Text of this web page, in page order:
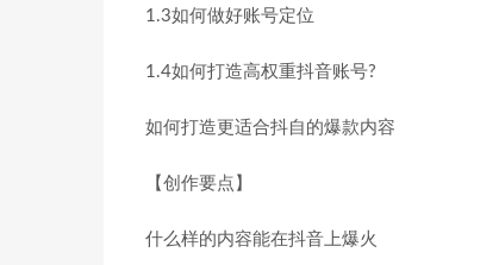
1.3如何做好账号定位
1.4如何打造高权重抖音账号?
如何打造更适合抖自的爆款内容
【创作要点】
什么样的内容能在抖音上爆火